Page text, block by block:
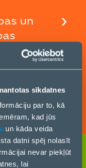
sīkdatnes
par to, kā
kad jūs
un kāda veida
datni spēj nolasīt
nevar piekļūt
lai
gads
portfelī.
un